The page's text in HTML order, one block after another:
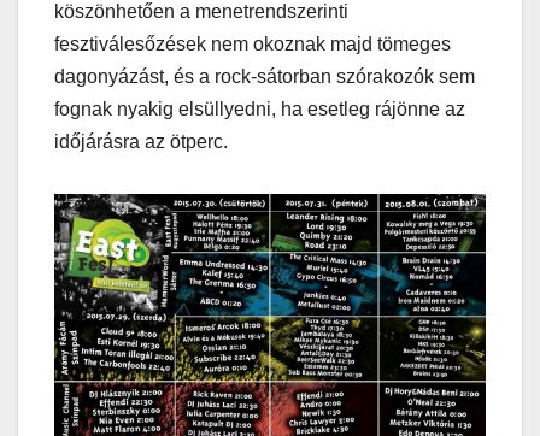
köszönhetően a menetrendszerinti
fesztiválesőzések nem okoznak majd tömeges
dagonyázást, és a rock-sátorban szórakozók sem
fognak nyakig elsüllyedni, ha esetleg rájönne az
időjárásra az ötperc.